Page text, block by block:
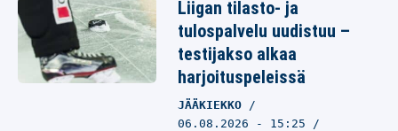
Liigan tilasto- ja
tulospalvelu uudistuu –
testijakso alkaa
harjoituspeleissä
JÄÄKIEKKO
06.08.2026 - 15:25